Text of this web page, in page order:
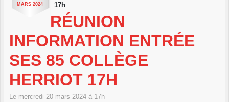
MARS 2024
17h
RÉUNION
INFORMATION ENTRÉE
SES 85 COLLÈGE
HERRIOT 17H
Le mercredi 20 mars 2024 à 17h